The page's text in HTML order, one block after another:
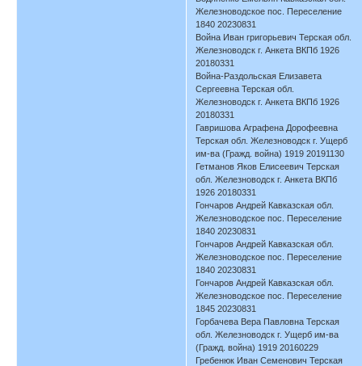
Железноводское пос. Переселение
1840 20230831
Война Иван григорьевич Терская обл.
Железноводск г. Анкета ВКПб 1926
20180331
Война-Раздольская Елизавета
Сергеевна Терская обл.
Железноводск г. Анкета ВКПб 1926
20180331
Гавришова Аграфена Дорофеевна
Терская обл. Железноводск г. Ущерб
им-ва (Гражд. война) 1919 20191130
Гетманов Яков Елисеевич Терская
обл. Железноводск г. Анкета ВКПб
1926 20180331
Гончаров Андрей Кавказская обл.
Железноводское пос. Переселение
1840 20230831
Гончаров Андрей Кавказская обл.
Железноводское пос. Переселение
1840 20230831
Гончаров Андрей Кавказская обл.
Железноводское пос. Переселение
1845 20230831
Горбачева Вера Павловна Терская
обл. Железноводск г. Ущерб им-ва
(Гражд. война) 1919 20160229
Гребенюк Иван Семенович Терская